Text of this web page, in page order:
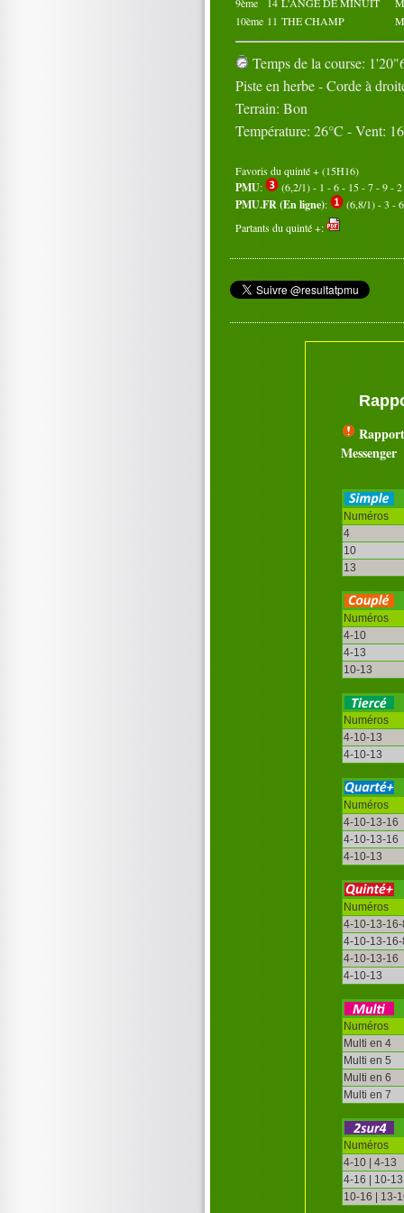
10ème 11 THE CHAMP
Temps de la course:
Piste en herbe - Corde à
Terrain: Bon
Température: 26°C - Vent:
Favoris du quinté + (15H16)
PMU: (6,2/1) - 1 - 6 - 15 - 7 - 9 -
PMU.FR (En ligne):
(6,8/1) - 3 -
Partants du quinté +:
Messenger
Numéros
4
10
13
Numéros
4-10
4-13
10-13
Numéros
4-10-13
4-10-13
Numéros
4-10-13-16
4-10-13-16
4-10-13
Numéros
4-10-13-
4-10-13-
4-10-13-16
4-10-13
Numéros
Multi en 4
Multi en 5
Multi en 6
Multi en 7
Numéros
4-10 | 4-13
4-16 | 10-13
10-16 | 13-